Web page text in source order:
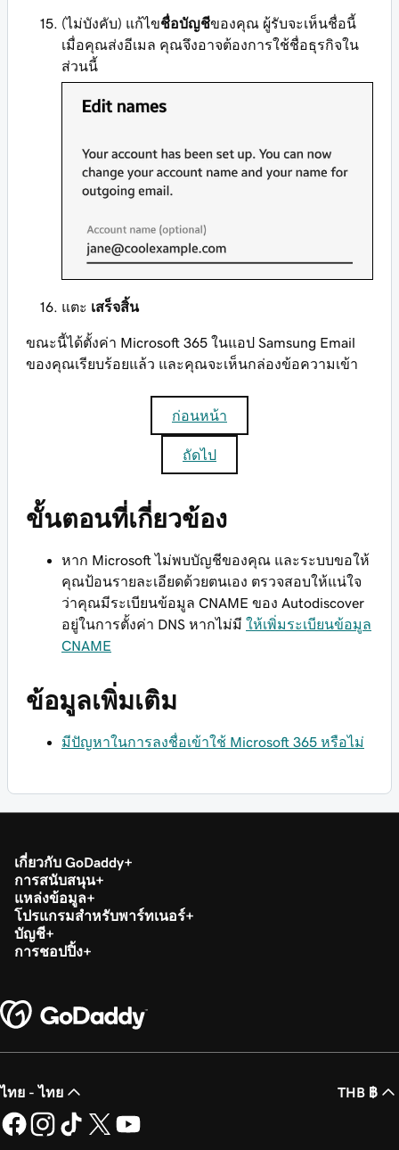
(ไม่บังคับ) แก้ไขชื่อบัญชีของคุณ ผู้รับจะเห็นชื่อนี้
เมื่อคุณส่งอีเมล คุณจึงอาจต้องการใช้ชื่อธุรกิจใน
ส่วนนี้
แตะ เสร็จสิ้น
ขณะนี้ได้ตั้งค่า Microsoft 365 ในแอป Samsung Email
ของคุณเรียบร้อยแล้ว และคุณจะเห็นกล่องข้อความเข้า
ก่อนหน้า
ถัดไป
ขั้นตอนที่เกี่ยวข้อง
หาก Microsoft ไม่พบบัญชีของคุณ และระบบขอให้
คุณป้อนรายละเอียดด้วยตนเอง ตรวจสอบให้แน่ใจ
ว่าคุณมีระเบียนข้อมูล CNAME ของ Autodiscover
อยู่ในการตั้งค่า DNS หากไม่มี ให้เพิ่มระเบียนข้อมูล
CNAME
ข้อมูลเพิ่มเติม
มีปัญหาในการลงชื่อเข้าใช้ Microsoft 365 หรือไม่
เกี่ยวกับ GoDaddy
การสนับสนุน
แหล่งข้อมูล
โปรแกรมสำหรับพาร์ทเนอร์
บัญชี
การชอปปิ้ง
ไทย - ไทย THB ฿